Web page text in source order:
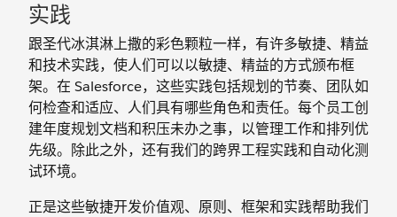
实践
跟圣代冰淇淋上撒的彩色颗粒一样，有许多敏捷、精益
和技术实践，使人们可以以敏捷、精益的方式颁布框
架。在 Salesforce，这些实践包括规划的节奏、团队如
何检查和适应、人们具有哪些角色和责任。每个员工创
建年度规划文档和积压未办之事，以管理工作和排列优
先级。除此之外，还有我们的跨界工程实践和自动化测
试环境。
正是这些敏捷开发价值观、原则、框架和实践帮助我们